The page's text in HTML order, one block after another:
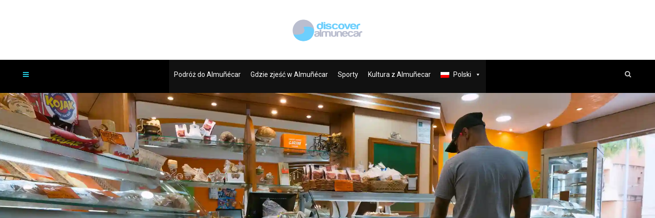
Podróż do Almuñécar Gdzie zjeść w Almuñécar Sporty Kultura z Almuñecar Polski